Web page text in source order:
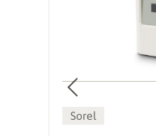
Sorel